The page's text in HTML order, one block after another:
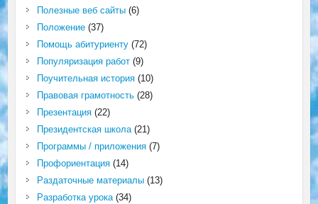
Полезные веб сайты(6)
Положение(37)
Помощь абитуриенту(72)
Популяризация работ(9)
Поучительная история(10)
Правовая грамотность(28)
Презентация(22)
Президентская школа(21)
Программы / приложения(7)
Профориентация(14)
Раздаточные материалы(13)
Разработка урока(34)